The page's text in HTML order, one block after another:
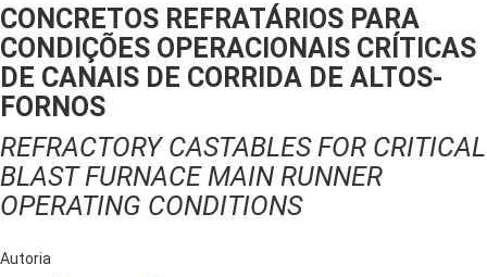
CONCRETOS REFRATÁRIOS PARA
CONDIÇÕES OPERACIONAIS CRÍTICAS
DE CANAIS DE CORRIDA DE ALTOS-
FORNOS
REFRACTORY CASTABLES FOR CRITICAL
BLAST FURNACE MAIN RUNNER
OPERATING CONDITIONS
Autoria